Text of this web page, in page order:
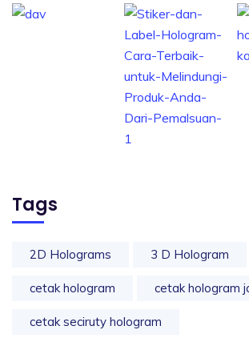
Tags
2D Holograms 3 D Hologram
cetak hologram cetak hologram
cetak seciruty hologram